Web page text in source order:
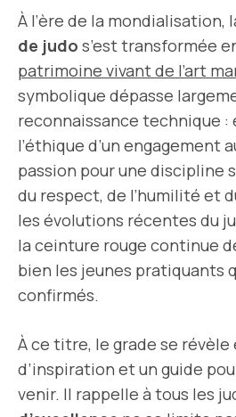
À l’ère de la mondialisation,
de judo s’est transformée
patrimoine vivant de l’art
symbolique dépasse
reconnaissance technique :
l’éthique d’un engagement
passion pour une discipline
du respect, de l’humilité et
les évolutions récentes du
la ceinture rouge continue
bien les jeunes pratiquants
confirmés.
À ce titre, le grade se
d’inspiration et un guide
venir. Il rappelle à tous les